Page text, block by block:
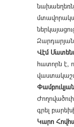
Վէմ
հատորն է,
գրել
Կարո